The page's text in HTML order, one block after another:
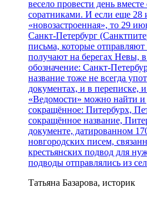
весело провести день
соратниками. И если еще 28
«новозастроенная», то 29
Санкт-Петербург
письма, которые
получают на берегах Невы,
обозначение: Санкт-
название тоже не всегда
документах, и в переписке,
«Ведомости» можно найти и
сокращённое: Питербурх,
сокращённое название,
документе, датированном
новгородских писем,
крестьянских подвод для
подводы отправлялись из
Татьяна Базарова, историк